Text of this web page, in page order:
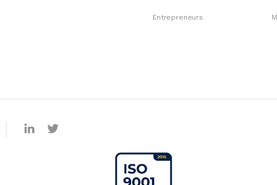
Entrepreneurs